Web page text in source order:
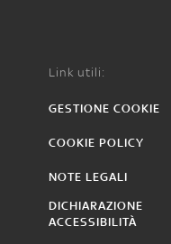
Link utili:
GESTIONE COOKIE
COOKIE POLICY
NOTE LEGALI
DICHIARAZIONE
ACCESSIBILITÀ